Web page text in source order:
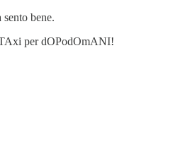
bene.
per dOPodOmANI!